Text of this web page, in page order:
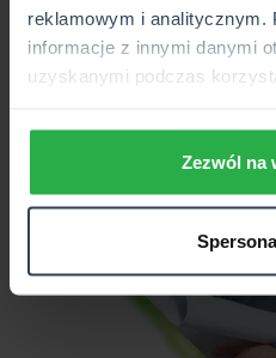
reklamowym i analitycznym.
informacje z innymi danymi
uzyskanymi podczas
Zezwól na